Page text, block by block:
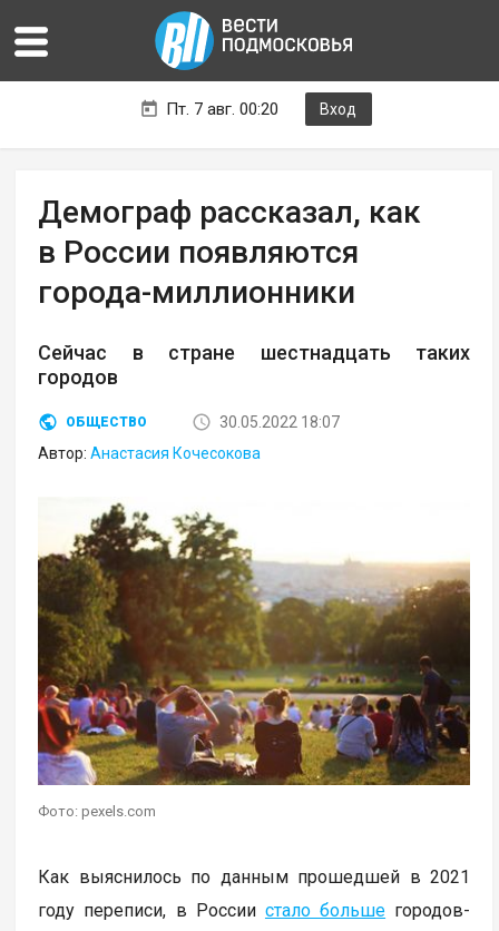
Пт. 7 авг. 00:20 Вход
Демограф рассказал, как
в России появляются
города-миллионники
Сейчас в стране шестнадцать таких
городов
ОБЩЕСТВО
30.05.2022 18:07
Автор:Анастасия Кочесокова
Фото: pexels.com
Как выяснилось по данным прошедшей в 2021
году переписи, в России стало больше городов-